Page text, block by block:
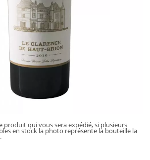
produit qui vous sera expédié, si plusieurs
en stock la photo représente la bouteille la